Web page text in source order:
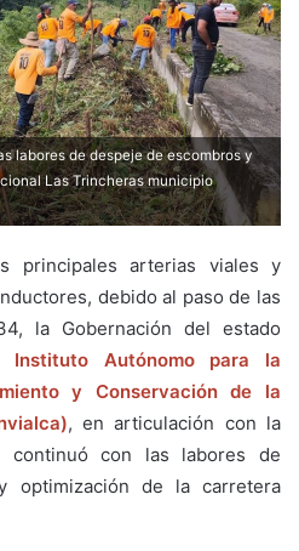
labores de despeje de escombros y
Las Trincheras municipio
principales arterias viales y
debido al paso de las
la Gobernación del estado
Instituto Autónomo para la
y Conservación de la
, en articulación con la
continuó con las labores de
optimización de la carretera